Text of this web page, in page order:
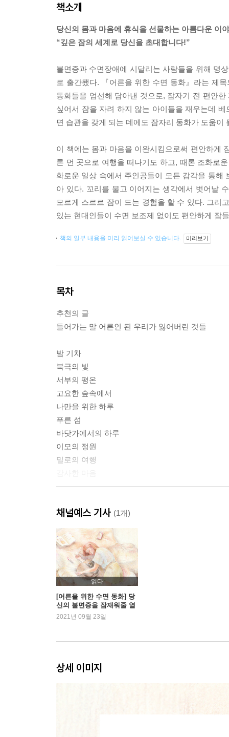
책소개
당신의 몸과 마음에 휴식을 선물하는 아름다운 이
“깊은 잠의 세계로 당신을 초대합니다!”
불면증과 수면장애에 시달리는 사람들을 위해 명
로 출간됐다. 『어른을 위한 수면 동화』라는 제
동화들을 엄선해 담아낸 것으로, 잠자기 전 편안
싶어서 잠을 자려 하지 않는 아이들을 재우는데
면 습관을 갖게 되는 데에도 잠자리 동화가 도움
이 책에는 몸과 마음을 이완시킴으로써 편안하게
론 먼 곳으로 여행을 떠나기도 하고, 때론 조화로
화로운 일상 속에서 주인공들이 모든 감각을 통
아 있다. 꼬리를 물고 이어지는 생각에서 벗어날
모르게 스르르 잠이 드는 경험을 할 수 있다. 그리
있는 현대인들이 수면 보조제 없이도 편안하게 잠
책의 일부 내용을 미리 읽어보실 수 있습니다. 미리보기
목차
추천의 글
들어가는 말 어른인 된 우리가 잃어버린 것들
밤 기차
북극의 빛
서부의 평온
고요한 숲속에서
나만을 위한 하루
푸른 섬
바닷가에서의 하루
이모의 정원
밀로의 여행
감사의 말
옮긴이의 말 깊은 잠으로의 초대
채널예스 기사 (1개)
읽다
[어른을 위한 수면 동화] 당
신의 불면증을 잠재워줄 열
편의 이야기
2021년 09월 23일
상세 이미지